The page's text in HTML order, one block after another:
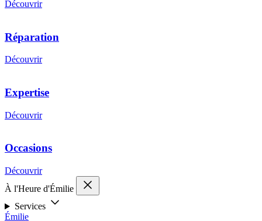
Découvrir
Réparation
Découvrir
Expertise
Découvrir
Occasions
Découvrir
À l'Heure d'Émilie
Services
Émilie